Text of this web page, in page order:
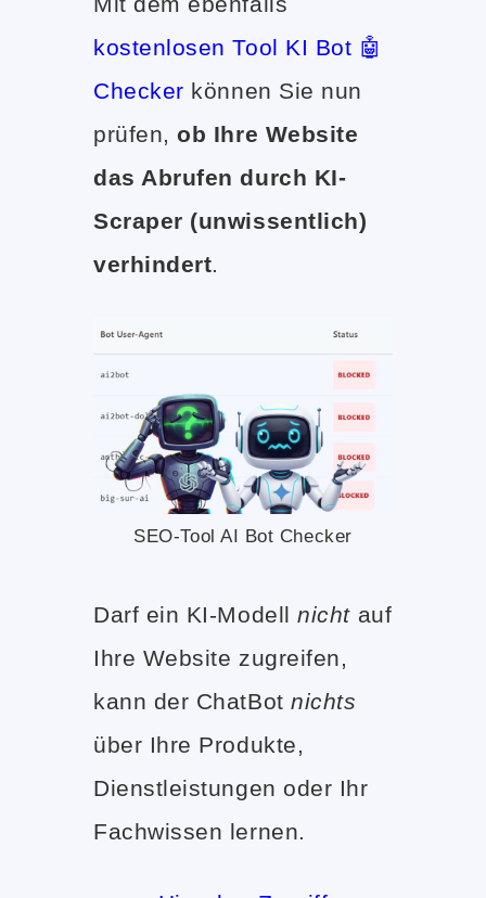
kostenlosen Tool KI Bot 🤖
Checker können Sie nun
prüfen,ob Ihre Website
das Abrufen durch KI-
Scraper (unwissentlich)
verhindert.
SEO-Tool AI Bot Checker
Darf ein KI-Modellnicht auf
Ihre Website zugreifen,
kann der ChatBotnichts
über Ihre Produkte,
Dienstleistungen oder Ihr
Fachwissen lernen.